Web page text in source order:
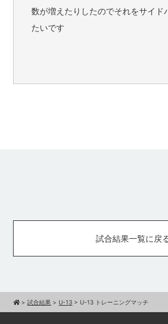
数が増えたりしたのでそれをサイド
たいです
試合結果一覧に戻
>試合結果 > U-13 > U-13 トレーニングマッチ